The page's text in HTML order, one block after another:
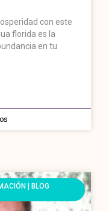
con este
florida es la
en tu
| BLOG